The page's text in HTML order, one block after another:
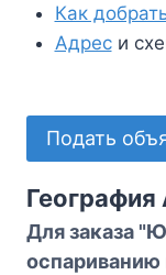
Как
Адреси
Подать
Для заказа
оспариванию